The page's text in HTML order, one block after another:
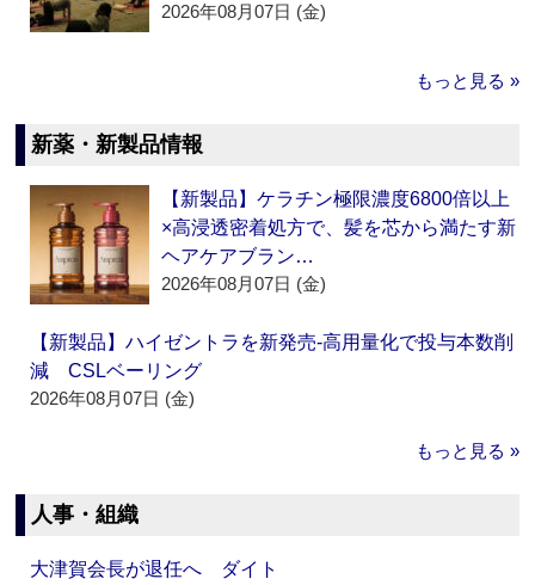
2026年08月07日 (金)
もっと見る »
新薬・新製品情報
【新製品】ケラチン極限濃度6800倍以上
×高浸透密着処方で、髪を芯から満たす新
ヘアケアブラン…
2026年08月07日 (金)
【新製品】ハイゼントラを新発売‐高用量化で投与本数削
減 CSLベーリング
2026年08月07日 (金)
もっと見る »
人事・組織
大津賀会長が退任へ ダイト